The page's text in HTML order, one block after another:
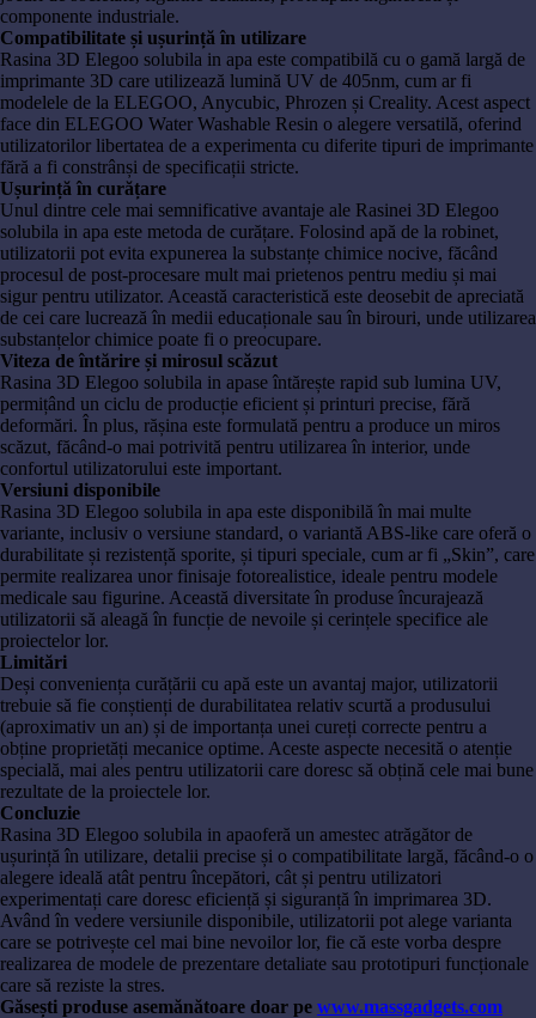
componente industriale.
Compatibilitate și ușurință în utilizare
Rasina 3D Elegoo solubila in apa este compatibilă cu o gamă largă de
imprimante 3D care utilizează lumină UV de 405nm, cum ar fi
modelele de la ELEGOO, Anycubic, Phrozen și Creality. Acest aspect
face din ELEGOO Water Washable Resin o alegere versatilă, oferind
utilizatorilor libertatea de a experimenta cu diferite tipuri de imprimante
fără a fi constrânși de specificații stricte.
Ușurință în curățare
Unul dintre cele mai semnificative avantaje ale Rasinei 3D Elegoo
solubila in apa este metoda de curățare. Folosind apă de la robinet,
utilizatorii pot evita expunerea la substanțe chimice nocive, făcând
procesul de post-procesare mult mai prietenos pentru mediu și mai
sigur pentru utilizator. Această caracteristică este deosebit de apreciată
de cei care lucrează în medii educaționale sau în birouri, unde utilizarea
substanțelor chimice poate fi o preocupare.
Viteza de întărire și mirosul scăzut
Rasina 3D Elegoo solubila in apase întărește rapid sub lumina UV,
permițând un ciclu de producție eficient și printuri precise, fără
deformări. În plus, rășina este formulată pentru a produce un miros
scăzut, făcând-o mai potrivită pentru utilizarea în interior, unde
confortul utilizatorului este important.
Versiuni disponibile
Rasina 3D Elegoo solubila in apa este disponibilă în mai multe
variante, inclusiv o versiune standard, o variantă ABS-like care oferă o
durabilitate și rezistență sporite, și tipuri speciale, cum ar fi „Skin”, care
permite realizarea unor finisaje fotorealistice, ideale pentru modele
medicale sau figurine. Această diversitate în produse încurajează
utilizatorii să aleagă în funcție de nevoile și cerințele specifice ale
proiectelor lor.
Limitări
Deși conveniența curățării cu apă este un avantaj major, utilizatorii
trebuie să fie conștienți de durabilitatea relativ scurtă a produsului
(aproximativ un an) și de importanța unei cureți correcte pentru a
obține proprietăți mecanice optime. Aceste aspecte necesită o atenție
specială, mai ales pentru utilizatorii care doresc să obțină cele mai bune
rezultate de la proiectele lor.
Concluzie
Rasina 3D Elegoo solubila in apaoferă un amestec atrăgător de
ușurință în utilizare, detalii precise și o compatibilitate largă, făcând-o o
alegere ideală atât pentru începători, cât și pentru utilizatori
experimentați care doresc eficiență și siguranță în imprimarea 3D.
Având în vedere versiunile disponibile, utilizatorii pot alege varianta
care se potrivește cel mai bine nevoilor lor, fie că este vorba despre
realizarea de modele de prezentare detaliate sau prototipuri funcționale
care să reziste la stres.
Găsești produse asemănătoare doar pe www.massgadgets.com